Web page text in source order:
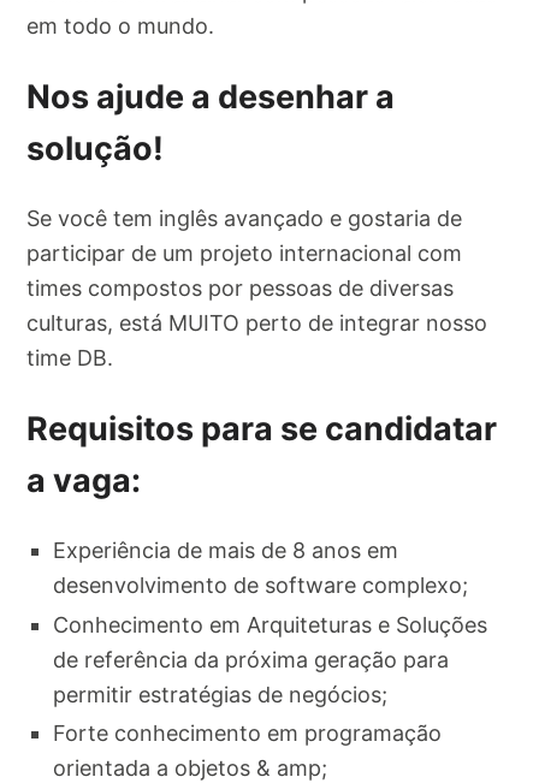
em todo o mundo.
Nos ajude a desenhar a
solução!
Se você tem inglês avançado e gostaria de
participar de um projeto internacional com
times compostos por pessoas de diversas
culturas, está MUITO perto de integrar nosso
time DB.
Requisitos para se candidatar
a vaga:
Experiência de mais de 8 anos em
desenvolvimento de software complexo;
Conhecimento em Arquiteturas e Soluções
de referência da próxima geração para
permitir estratégias de negócios;
Forte conhecimento em programação
orientada a objetos & amp;